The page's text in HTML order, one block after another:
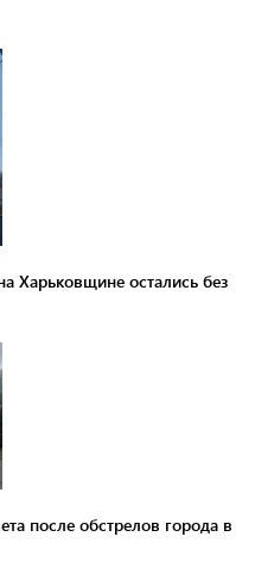
Харьковщине остались без
после обстрелов города в